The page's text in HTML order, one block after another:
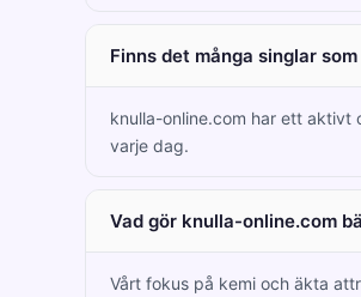
Finns det många singlar
knulla-online.com har ett aktivt
varje dag.
Vad gör knulla-online.com
Vårt fokus på kemi och äkta